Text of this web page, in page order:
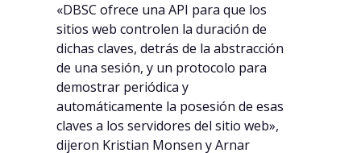
«DBSC ofrece una API para que los
sitios web controlen la duración de
dichas claves, detrás de la abstracción
de una sesión, y un protocolo para
demostrar periódica y
automáticamente la posesión de esas
claves a los servidores del sitio web»,
dijeron Kristian Monsen y Arnar